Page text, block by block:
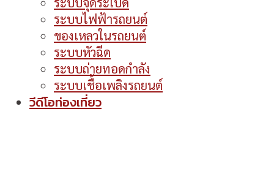
ระบบไฟฟ้ารถยนต์
ของเหลวในรถยนต์
ระบบหัวฉีด
ระบบถ่ายทอดกำลัง
ระบบเชื้อเพลิงรถยนต์
วีดีโอท่องเที่ยว